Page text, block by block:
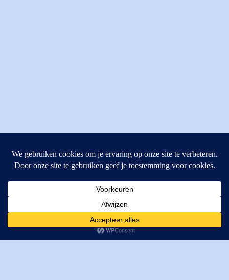
4462GE, Goes
T: +31 (0) 111-484438
M:parts@mitechniek.nl
VAT: NL862802295B01
Cookies helpen ons bij het leveren van onze diensten. Door
gebruik te maken van onze diensten, gaat u akkoord met ons
gebruik van cookies.